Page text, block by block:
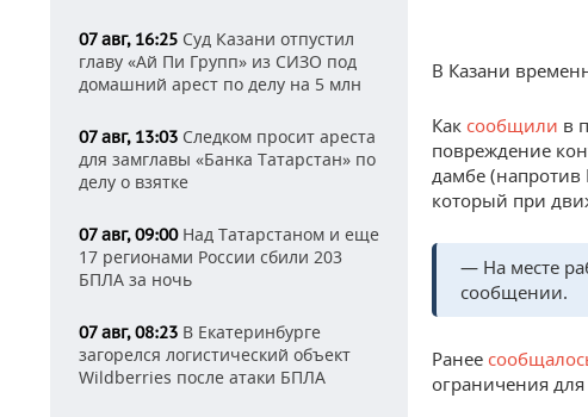
07 авг, 16:25 Суд Казани отпустил
главу «Ай Пи Групп» из СИЗО под
домашний арест по делу на 5 млн
07 авг, 13:03 Следком просит ареста
для замглавы «Банка Татарстан» по
делу о взятке
07 авг, 09:00Над Татарстаном и еще
17 регионами России сбили 203
БПЛА за ночь
07 авг, 08:23 В Екатеринбурге
загорелся логистический объект
Wildberries после атаки БПЛА
В Казани
Как сообщили в
повреждение
дамбе (напротив
который при
— На месте
сообщении.
Ранее
ограничения для